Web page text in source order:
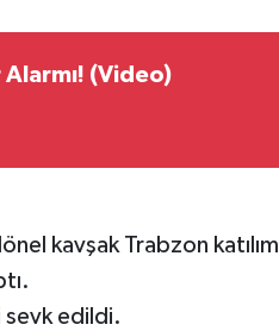
(Video)
kavşak Trabzon katılım
sevk edildi.